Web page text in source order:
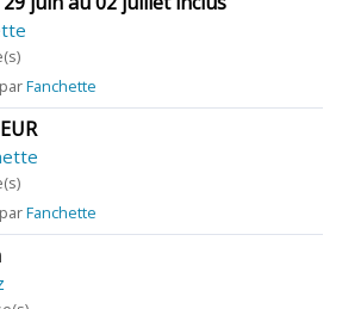
Fanchette
Fanchette